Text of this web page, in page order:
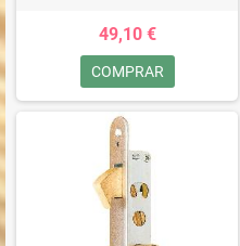
49,10 €
COMPRAR